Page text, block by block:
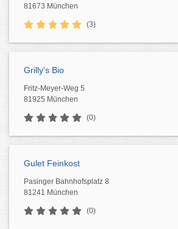
81673 München
(3)
Grilly's Bio
Fritz-Meyer-Weg 5
81925 München
(0)
Gulet Feinkost
Pasinger Bahnhofsplatz 8
81241 München
(0)